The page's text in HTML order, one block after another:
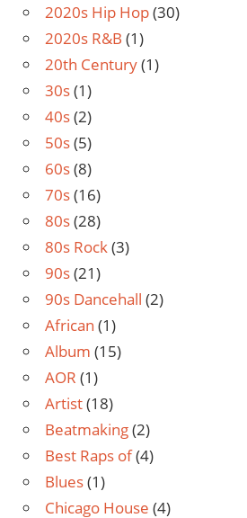
2020s Hip Hop(30)
2020s R&B (1)
20th Century(1)
30s(1)
40s(2)
50s(5)
60s(8)
70s(16)
80s(28)
80s Rock(3)
90s(21)
90s Dancehall (2)
African (1)
Album (15)
AOR (1)
Artist(18)
Beatmaking(2)
Best Raps of(4)
Blues(1)
Chicago House (4)